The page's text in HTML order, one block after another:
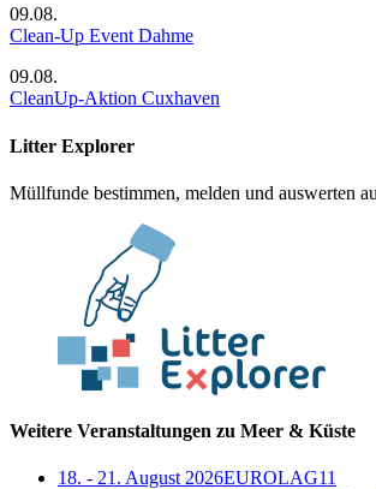
09.08.
Clean-Up Event Dahme
09.08.
CleanUp-Aktion Cuxhaven
Litter Explorer
Müllfunde bestimmen, melden und auswerten
Weitere Veranstaltungen zu Meer & Küste
18. - 21. August 2026EUROLAG11